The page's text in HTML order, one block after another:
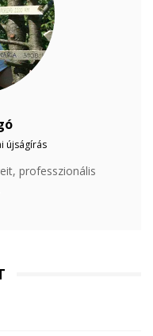
újságírás
professzionális